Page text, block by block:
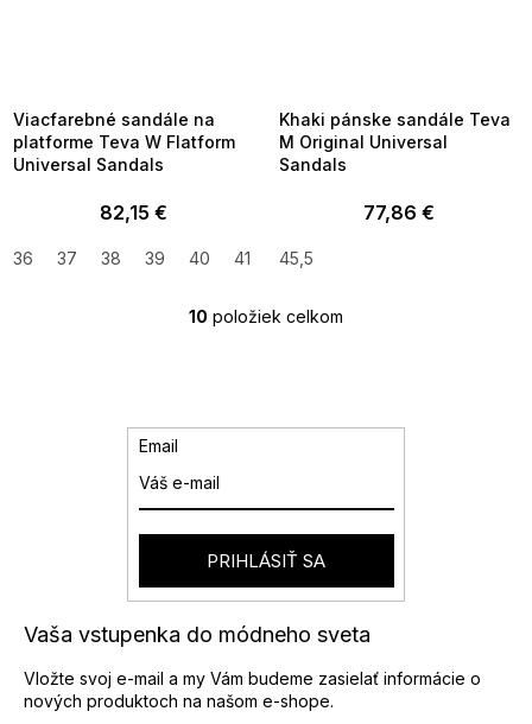
Viacfarebné sandále na
platforme Teva W Flatform
Universal Sandals
82,15 €
36 37 38 39 40 41
Khaki pánske sandále Teva
M Original Universal
Sandals
77,86 €
45,5
O
e
p
r
v
k
v
p
i
10 položiek celkom
Vaša vstupenka do módneho sveta
Vložte svoj e-mail a my Vám budeme zasielať informácie o
nových produktoch na našom e-shope.
Email
PRIHLÁSIŤ SA